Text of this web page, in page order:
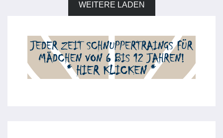
WEITERE LADEN